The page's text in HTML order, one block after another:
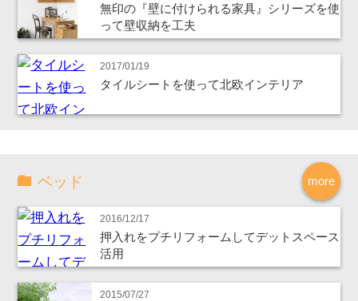
無印の『壁に付けられる家具』シリーズを使
って壁収納を工夫
2017/01/19
タイルシートを使って北欧インテリア
more
ベッド
2016/12/17
押入れをプチリフォームしてデットスペース
活用
2015/07/27